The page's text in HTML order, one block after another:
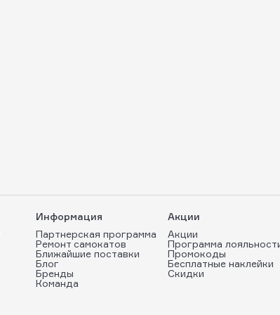
Информация
Партнерская программа
Ремонт самокатов
Ближайшие поставки
Блог
Бренды
Команда
Акции
Акции
Программа
Промокоды
Бесплатные наклейки
Скидки